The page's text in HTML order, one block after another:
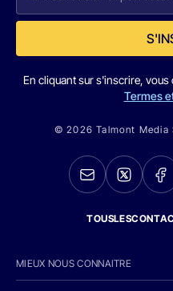
En cliquant sur s'inscrire,
Termes
© 2026 Talmont Media
MIEUX NOUS CONNAITRE